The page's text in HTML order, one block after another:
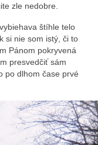
zle nedobre.
štíhle telo
si nie som istý, či to
Pánom pokryvená
presvedčiť sám
po dlhom čase prvé